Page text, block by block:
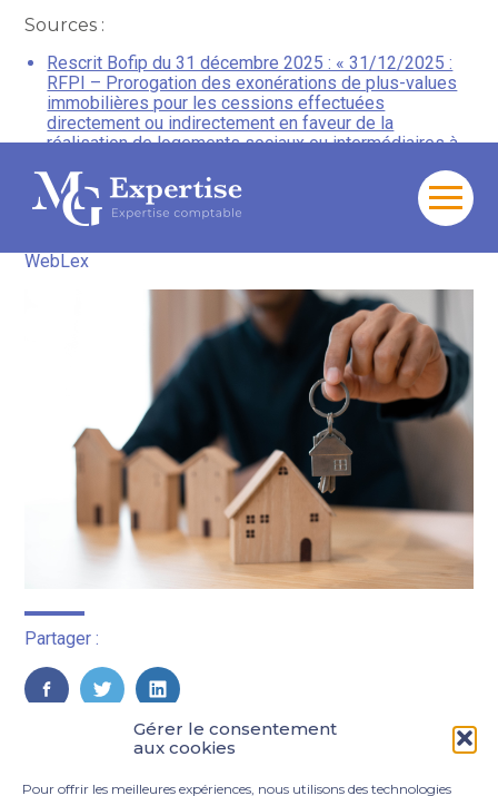
Gérer le consentement
aux cookies
Pour offrir les meilleures expériences, nous utilisons des technologies
Aller
Sources :
Rescrit Bofip du 31 décembre 2025 : « 31/12/2025 :
RFPI – Prorogation des exonérations de plus-values
immobilières pour les cessions effectuées
directement ou indirectement en faveur de la
réalisation de logements sociaux ou intermédiaires à
urgente »
Vente immobilière en faveur de la réalisation de
WebLex
Partager :
FaceBook
TwitterLinkedIn